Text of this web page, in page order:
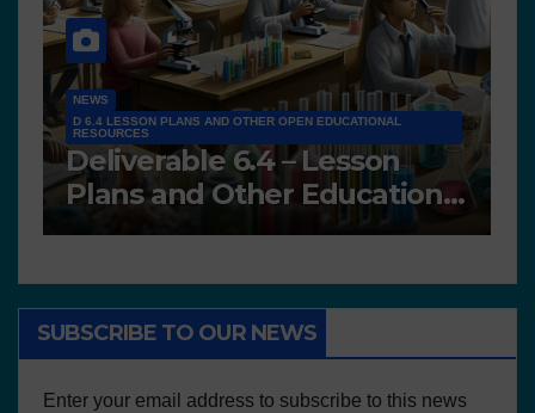
NEWS
D 6.4 LESSON PLANS AND OTHER OPEN EDUCATIONAL
RESOURCES
Deliverable 6.4 – Lesson
Plans and Other Educational
resources
SUBSCRIBE TO OUR NEWS
Enter your email address to subscribe to this news